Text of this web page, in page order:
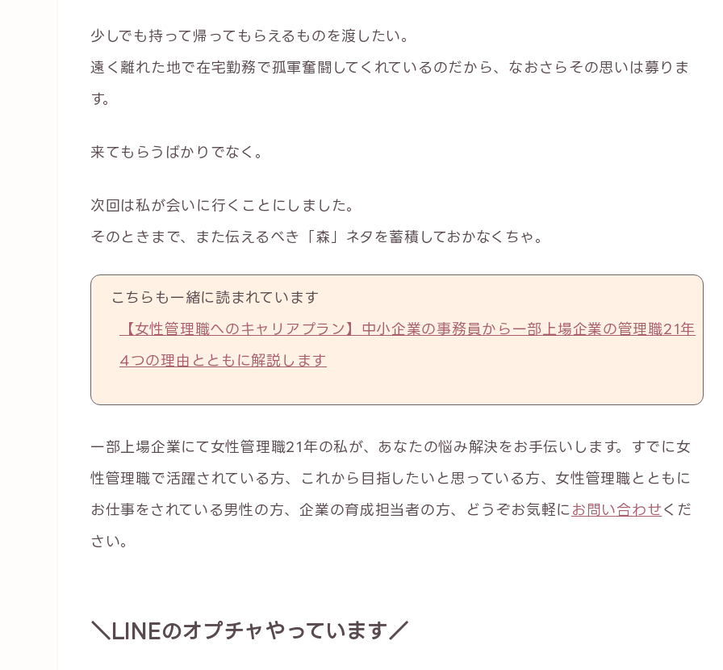
少しでも持って帰ってもらえるものを渡したい。
遠く離れた地で在宅勤務で孤軍奮闘してくれているのだから、なおさらその思いは募りま
す。
来てもらうばかりでなく。
次回は私が会いに行くことにしました。
そのときまで、また伝えるべき「森」ネタを蓄積しておかなくちゃ。
こちらも一緒に読まれています
【女性管理職へのキャリアプラン】中小企業の事務員から一部上場企業の管理職21年
4つの理由とともに解説します
一部上場企業にて女性管理職21年の私が、あなたの悩み解決をお手伝いします。すでに女
性管理職で活躍されている方、これから目指したいと思っている方、女性管理職とともに
お仕事をされている男性の方、企業の育成担当者の方、どうぞお気軽に お問い合わせ くだ
さい。
＼LINEのオプチャやっています／